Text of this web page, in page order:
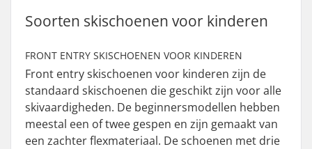
Soorten skischoenen voor kinderen
FRONT ENTRY SKISCHOENEN VOOR KINDEREN
Front entry skischoenen voor kinderen zijn de
standaard skischoenen die geschikt zijn voor alle
skivaardigheden. De beginnersmodellen hebben
meestal een of twee gespen en zijn gemaakt van
een zachter flexmateriaal. De schoenen met drie